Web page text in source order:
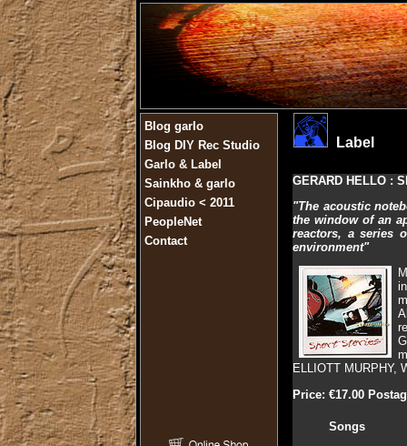
Blog garlo
Blog DIY Rec Studio
Garlo & Label
Sainkho & garlo
Cipaudio < 2011
PeopleNet
Contact
Label
GERARD HELLO :
"The acoustic
the window of an
reactors, a series
environment"
ELLIOTT MURPHY,
Price: €17.00
Songs